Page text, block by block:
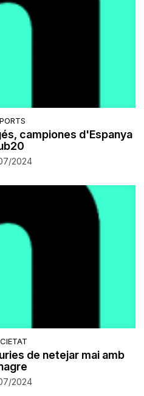
campiones d'Espanya
2024
de netejar mai amb
2024